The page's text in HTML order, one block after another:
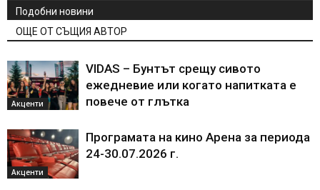
Подобни новини
ОЩЕ ОТ СЪЩИЯ АВТОР
Акценти
VIDAS – Бунтът срещу сивото
ежедневие или когато напитката е
повече от глътка
Акценти
Програмата на кино Арена за периода
24-30.07.2026 г.